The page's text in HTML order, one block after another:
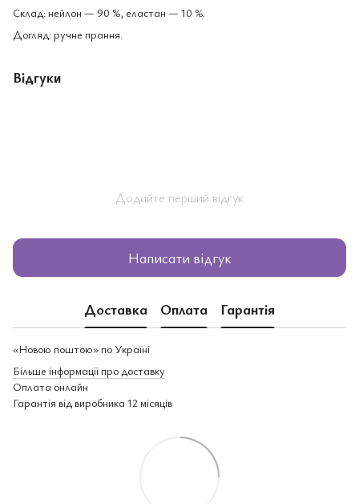
Склад: нейлон — 90 %, еластан — 10 %.
Догляд: ручне прання.
Відгуки
Додайте перший відгук
Написати відгук
Доставка Оплата Гарантія
«Новою поштою» по Україні
Більше інформації про доставку
Оплата онлайн
Гарантія від виробника 12 місяців